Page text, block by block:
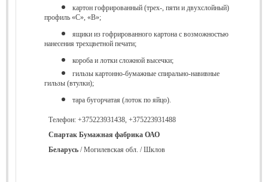
картон гофрированный (трех-, пяти и двухслойный)
профиль «С», «В»;
ящики из гофрированного картона с возможностью
нанесения трехцветной печати;
короба и лотки сложной высечки;
гильзы картонно-бумажные спирально-навивные
гильзы (втулки);
тара бугорчатая (лоток по яйцо).
Телефон: +375223931438 +375223931488
Спартак Бумажная фабрика ОАО
Беларусь / Могилевская обл. / Шклов